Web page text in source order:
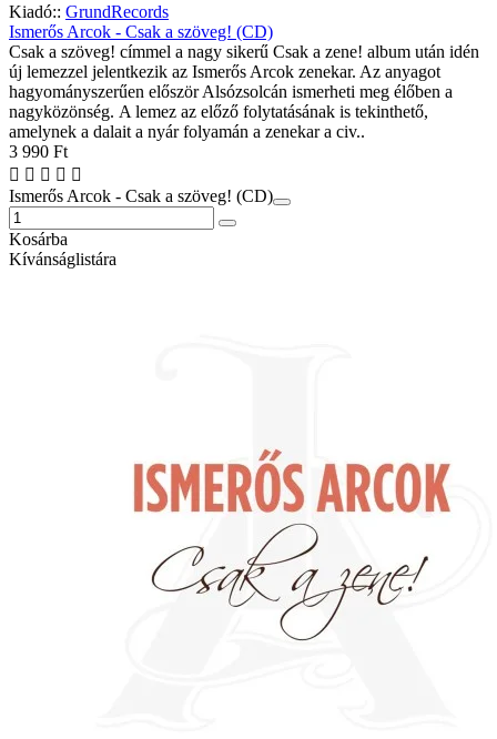
Kiadó:: GrundRecords
Ismerős Arcok - Csak a szöveg! (CD)
Csak a szöveg! címmel a nagy sikerű Csak a zene! album után idén
új lemezzel jelentkezik az Ismerős Arcok zenekar. Az anyagot
hagyományszerűen először Alsózsolcán ismerheti meg élőben a
nagyközönség. A lemez az előző folytatásának is tekinthető,
amelynek a dalait a nyár folyamán a zenekar a civ..
3 990 Ft
Ismerős Arcok - Csak a szöveg! (CD)
Kosárba
Kívánságlistára